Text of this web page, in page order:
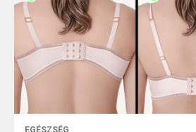
EGÉSZSÉG